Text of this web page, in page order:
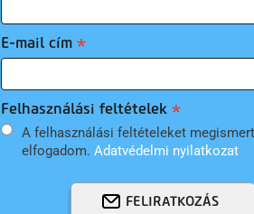
E-mail cím
Felhasználási feltételek
A felhasználási feltételeket
elfogadom. Adatvédelmi nyilatkozat
FELIRATKOZÁS